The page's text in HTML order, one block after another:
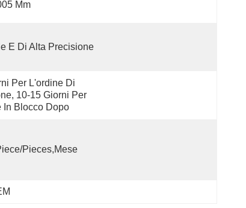
Mm
E Di Alta Precisione
Per L'ordine Di
10-15 Giorni Per
In Blocco Dopo
Pieces,Mese